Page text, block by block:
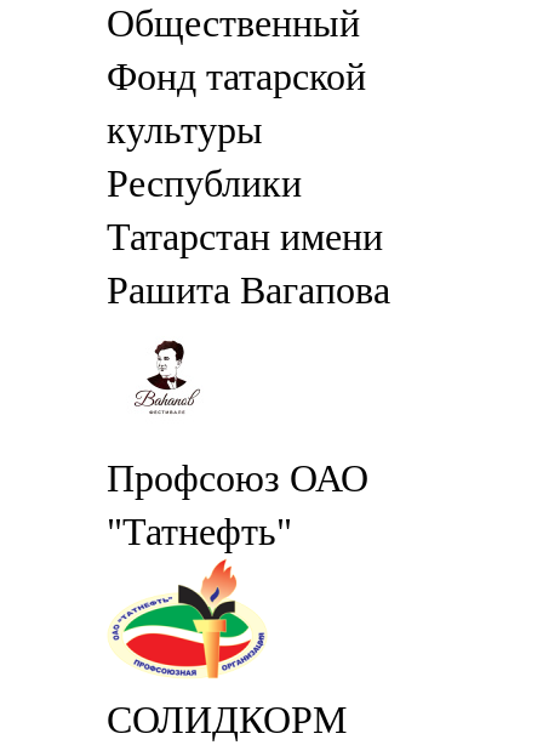
Общественный
Фонд татарской
культуры
Республики
Татарстан имени
Рашита Вагапова
Профсоюз ОАО
"Татнефть"
СОЛИДКОРМ